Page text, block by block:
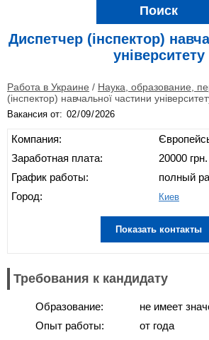
Поиск
Диспетчер (інспектор)
університету
Работа в Украине / Наука, образование,
(інспектор) навчальної частини
Вакансия от:
Компания:
Заработная плата:
График работы:
Город:
20000 грн.
полный
Киев
Показать контакты
Требования к кандидату
Образование:
Опыт работы:
не имеет
от года